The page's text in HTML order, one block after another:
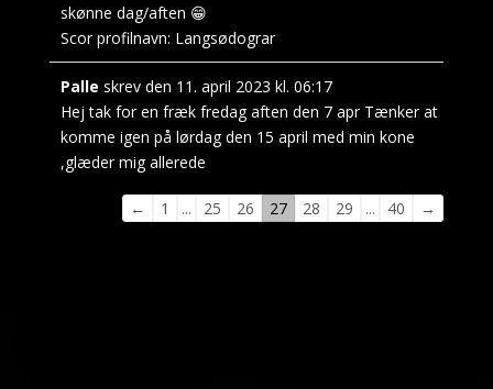
skønne dag/aften 😁
Scor profilnavn: Langsødograr
Palle skrev den 11. april 2023 kl. 06:17
Hej tak for en fræk fredag aften den 7 apr Tænker at
komme igen på lørdag den 15 april med min kone
,glæder mig allerede
Navigation
← 1 ... 25 26 27 28 29 ... 40 →